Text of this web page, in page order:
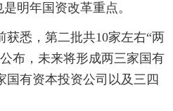
明年国资改革重点。
悉，第二批共10家左右“两
布，未来将形成两三家国有
国有资本投资公司以及三四